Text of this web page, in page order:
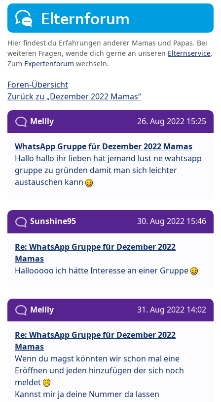
Elternforum
Hier findest du Erfahrungen anderer Mamas und Papas. Bei
weiteren Fragen, wende dich gerne an unseren Elternservice.
Zum Expertenforum wechseln.
Foren-Übersicht
Zurück zu „Dezember 2022 Mamas“
Mellly 26. Aug 2022 15:25
WhatsApp Gruppe für Dezember 2022 Mamas
Hallo hallo ihr lieben hat jemand lust ne wahtsapp
gruppe zu gründen damit man sich leichter
austauschen kann
Sunshine95 30. Aug 2022 15:46
Re: WhatsApp Gruppe für Dezember 2022
Mamas
Hallooooo ich hätte Interesse an einer Gruppe
Mellly 31. Aug 2022 14:02
Re: WhatsApp Gruppe für Dezember 2022
Mamas
Wenn du magst könnten wir schon mal eine
Eröffnen und jeden hinzufügen der sich noch
meldet
Kannst mir ja deine Nummer da lassen